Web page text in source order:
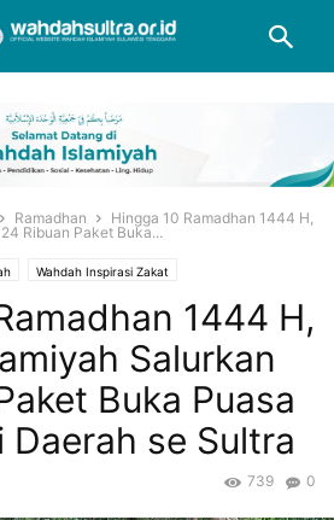
Ramadhan
Hingga 10 Ramadhan 1444 H,
Ribuan Paket Buka...
Wahdah Inspirasi Zakat
1444 H,
Salurkan
Buka Puasa
Daerah se Sultra
0
739